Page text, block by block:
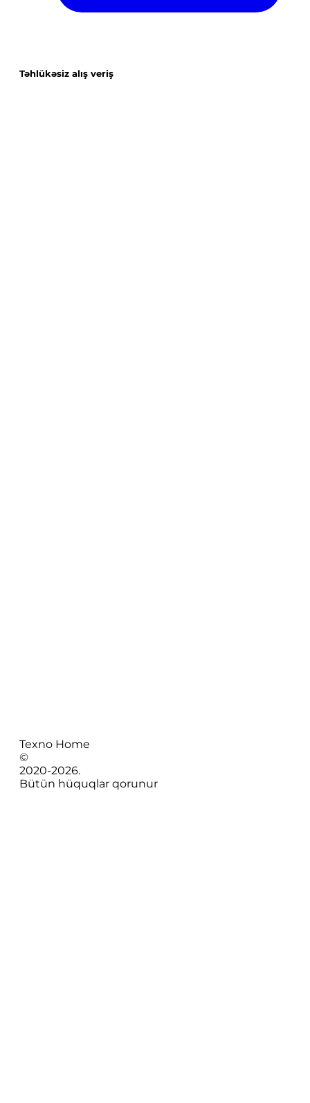
Təhlükəsiz alış veriş
Texno Home
©
2020-2026.
Bütün hüquqlar qorunur